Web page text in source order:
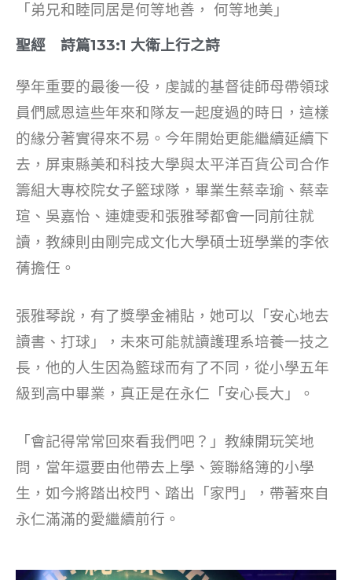
「弟兄和睦同居是何等地善， 何等地美」
聖經 詩篇133:1 大衛上行之詩
學年重要的最後一役，虔誠的基督徒師母帶領球
員們感恩這些年來和隊友一起度過的時日，這樣
的緣分著實得來不易。今年開始更能繼續延續下
去，屏東縣美和科技大學與太平洋百貨公司合作
籌組大專校院女子籃球隊，畢業生蔡幸瑜、蔡幸
瑄、吳嘉怡、連婕雯和張雅琴都會一同前往就
讀，教練則由剛完成文化大學碩士班學業的李依
蒨擔任。
張雅琴說，有了獎學金補貼，她可以「安心地去
讀書、打球」，未來可能就讀護理系培養一技之
長，他的人生因為籃球而有了不同，從小學五年
級到高中畢業，真正是在永仁「安心長大」。
「會記得常常回來看我們吧？」教練開玩笑地
問，當年還要由他帶去上學、簽聯絡簿的小學
生，如今將踏出校門、踏出「家門」，帶著來自
永仁滿滿的愛繼續前行。